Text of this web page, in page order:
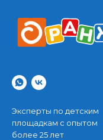
Эксперты по детским
площадкам с опытом
более 25 лет